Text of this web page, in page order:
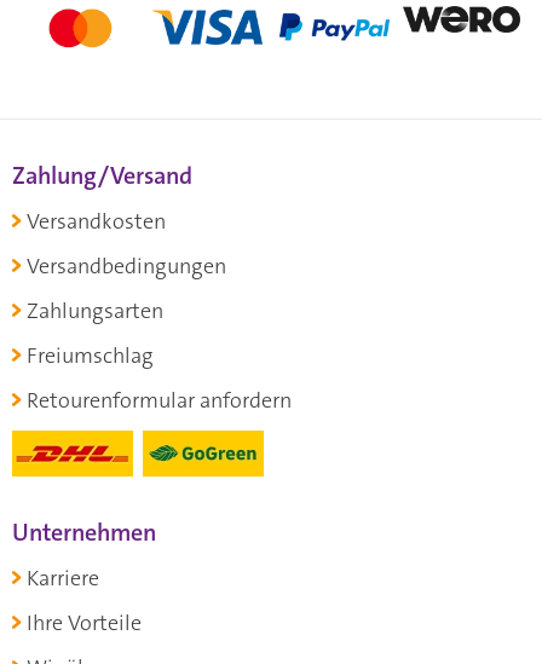
Zahlung/Versand
Versandkosten
Versandbedingungen
Zahlungsarten
Freiumschlag
Retourenformular anfordern
Unternehmen
Karriere
Ihre Vorteile